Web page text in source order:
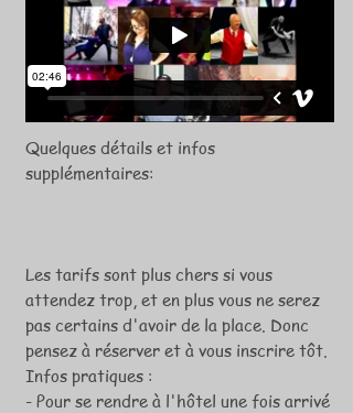
Quelques détails et infos
supplémentaires:
Les tarifs sont plus chers si vous
attendez trop, et en plus vous ne serez
pas certains d'avoir de la place. Donc
pensez à réserver et à vous inscrire tôt.
Infos pratiques :
- Pour se rendre à l'hôtel une fois arrivé